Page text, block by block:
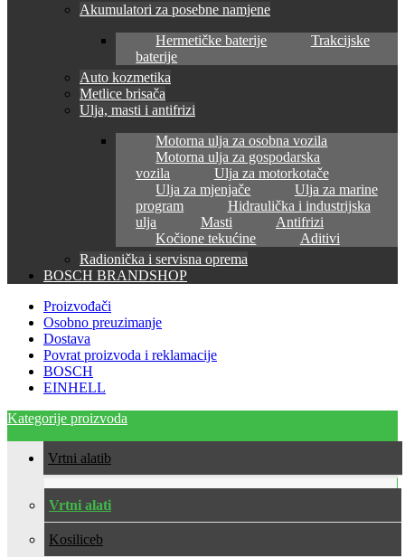
Akumulatori za posebne namjene
Hermetičke baterije
Trakcijske
baterije
Auto kozmetika
Metlice brisača
Ulja, masti i antifrizi
Motorna ulja za osobna vozila
Motorna ulja za gospodarska
vozila
Ulja za motorkotače
Ulja za mjenjače
Ulja za marine
program
Hidraulička i industrijska
ulja
Masti
Antifrizi
Kočione tekućine
Aditivi
Radionička i servisna oprema
BOSCH BRANDSHOP
Proizvođači
Osobno preuzimanje
Dostava
Povrat proizvoda i reklamacije
BOSCH
EINHELL
Kategorije proizvoda
Vrtni alati
Vrtni alati
Kosilice